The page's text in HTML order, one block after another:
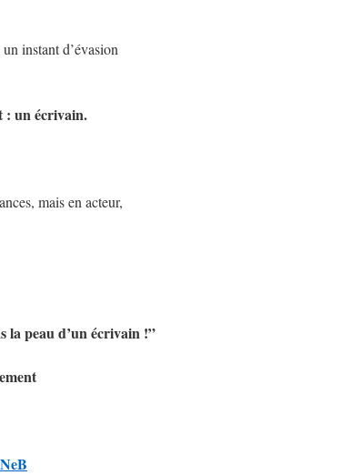
instant d’évasion
: un écrivain.
mais en acteur,
la peau d’un écrivain !”